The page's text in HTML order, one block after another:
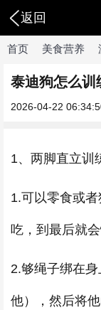
返回
首页 美食营养
泰迪狗怎么训
2026-04-22
1、两脚直立训
1.可以零食或
吃，到最后就
2.够绳子绑在
他），然后将